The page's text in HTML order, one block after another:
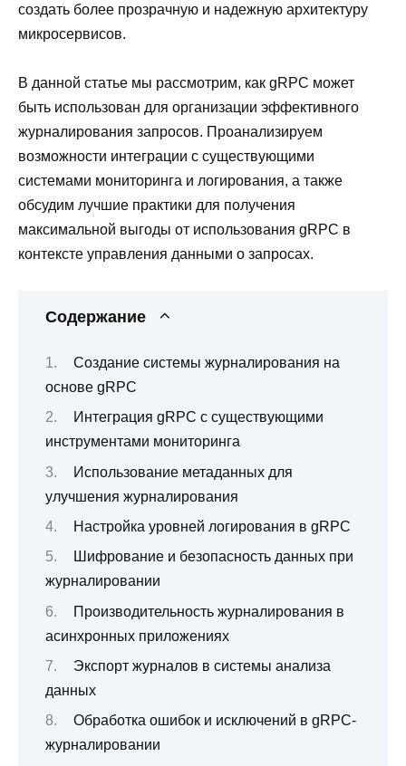
создать более прозрачную и надежную архитектуру
микросервисов.
В данной статье мы рассмотрим, как gRPC может
быть использован для организации эффективного
журналирования запросов. Проанализируем
возможности интеграции с существующими
системами мониторинга и логирования, а также
обсудим лучшие практики для получения
максимальной выгоды от использования gRPC в
контексте управления данными о запросах.
Содержание
Создание системы журналирования на
основе gRPC
Интеграция gRPC с существующими
инструментами мониторинга
Использование метаданных для
улучшения журналирования
Настройка уровней логирования в gRPC
Шифрование и безопасность данных при
журналировании
Производительность журналирования в
асинхронных приложениях
Экспорт журналов в системы анализа
данных
Обработка ошибок и исключений в gRPC-
журналировании